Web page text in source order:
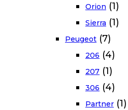
Orion (1)
Sierra (1)
Peugeot (7)
206 (4)
207 (1)
306 (4)
Partner (1)